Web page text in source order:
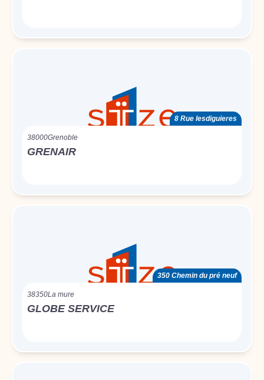
8 Rue lesdiguieres
38000Grenoble
GRENAIR
350 Chemin du pré neuf
38350La mure
GLOBE SERVICE